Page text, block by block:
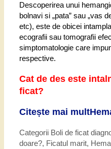
Descoperirea unui
bolnavi si „pata” sau „vas
etc), este de obicei
ecografii sau tomografii
simptomatologie care
respective.
Cat de des este
ficat?
Citește mai mult
Categorii Boli de ficat
doare?, Ficatul marit,